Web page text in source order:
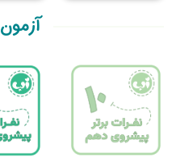
آزمون 12 آذر